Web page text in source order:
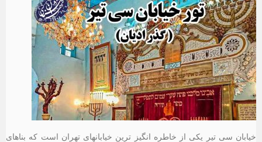
خیابان سی تیر یکی از خاطره انگیز ترین خیابانهای تهران است که بناهای